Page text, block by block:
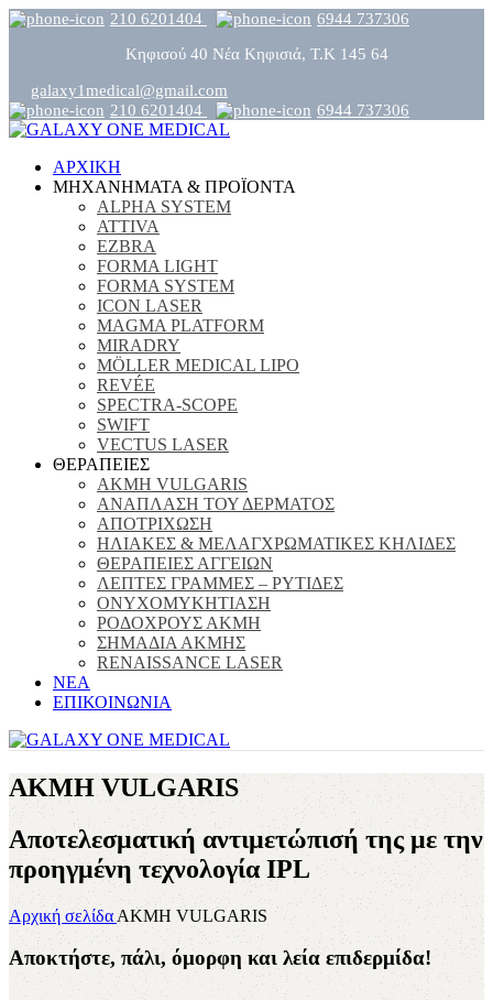
210 6201404
6944 737306
Κηφισού 40 Νέα Κηφισιά, Τ.Κ 145 64
galaxy1medical@gmail.com
210 6201404
6944 737306
ΑΡΧΙΚΗ
ΜΗΧΑΝΗΜΑΤΑ & ΠΡΟΪΟΝΤΑ
ALPHA SYSTEM
ATTIVA
EZBRA
FORMA LIGHT
FORMA SYSTEM
ICON LASER
MAGMA PLATFORM
MIRADRY
MÖLLER MEDICAL LIPO
REVÉE
SPECTRA-SCOPE
SWIFT
VECTUS LASER
ΘΕΡΑΠΕΙΕΣ
ΑΚΜΗ VULGARIS
ΑΝΑΠΛΑΣΗ ΤΟΥ ΔΕΡΜΑΤΟΣ
ΑΠΟΤΡΙΧΩΣΗ
ΗΛΙΑΚΕΣ & ΜΕΛΑΓΧΡΩΜΑΤΙΚΕΣ ΚΗΛΙΔΕΣ
ΘΕΡΑΠΕΙΕΣ ΑΓΓΕΙΩΝ
ΛΕΠΤΕΣ ΓΡΑΜΜΕΣ – ΡΥΤΙΔΕΣ
ΟΝΥΧΟΜΥΚΗΤΙΑΣΗ
ΡΟΔΟΧΡΟΥΣ ΑΚΜΗ
ΣΗΜΑΔΙΑ ΑΚΜΗΣ
RENAISSANCE LASER
ΝΕΑ
ΕΠΙΚΟΙΝΩΝΙΑ
ΑΚΜΗ VULGARIS
Αποτελεσματική αντιμετώπισή της με την
προηγμένη τεχνολογία IPL
Αρχική σελίδα ΑΚΜΗ VULGARIS
Αποκτήστε, πάλι, όμορφη και λεία επιδερμίδα!